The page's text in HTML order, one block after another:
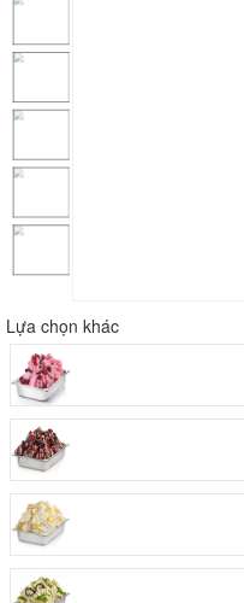
Lựa chọn khác